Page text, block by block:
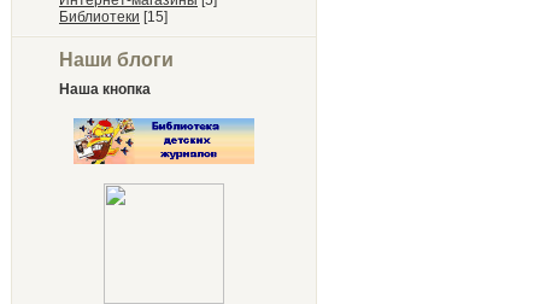
Библиотеки [15]
Наши блоги
Наша кнопка